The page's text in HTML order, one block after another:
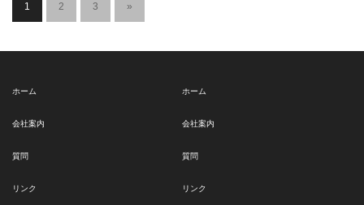
1 2 3 »
ホーム
会社案内
質問
リンク
ホーム
会社案内
質問
リンク